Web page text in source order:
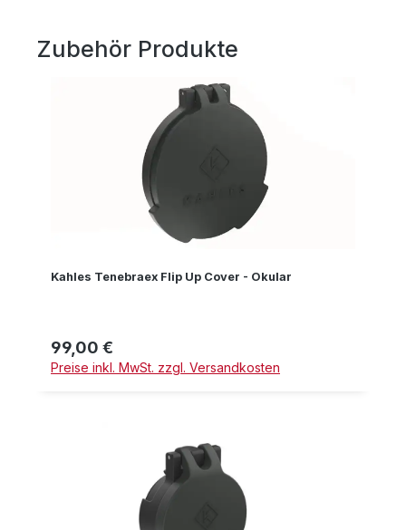
Produktgalerie überspringen
Zubehör Produkte
Kahles Tenebraex Flip Up Cover - Okular
Regulärer Preis:
99,00 €
Preise inkl. MwSt. zzgl. Versandkosten